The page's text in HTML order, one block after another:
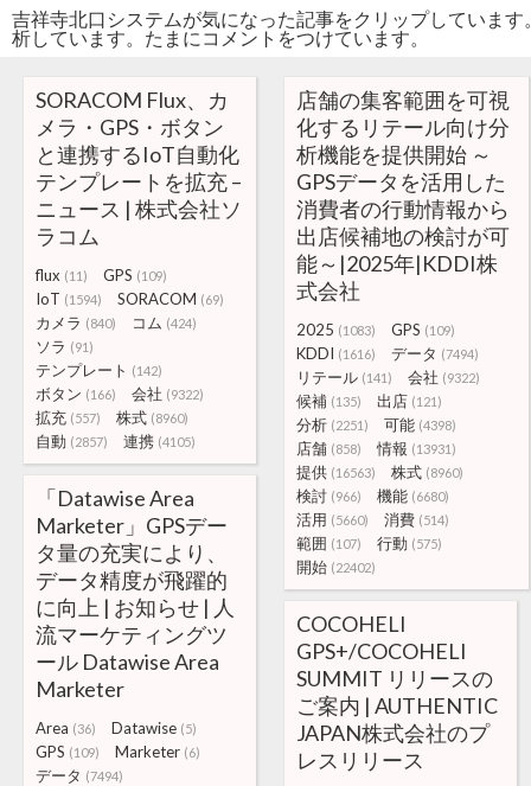
吉祥寺北口システムが気になった記事をクリップしていま
析しています。たまにコメントをつけています。
SORACOM Flux、カ
メラ・GPS・ボタン
と連携するIoT自動化
テンプレートを拡充 –
ニュース | 株式会社ソ
ラコム
flux (11) GPS (109)
IoT (1594) SORACOM (69)
カメラ (840) コム (424)
ソラ (91)
テンプレート (142)
ボタン (166) 会社 (9322)
拡充 (557) 株式 (8960)
自動 (2857) 連携 (4105)
店舗の集客範囲を可視
化するリテール向け分
析機能を提供開始 ～
GPSデータを活用した
消費者の行動情報から
出店候補地の検討が可
能～|2025年|KDDI株
式会社
2025 (1083) GPS (109)
KDDI (1616) データ (7494)
リテール (141) 会社 (9322)
候補 (135) 出店 (121)
分析 (2251) 可能 (4398)
店舗 (858) 情報 (13931)
提供 (16563) 株式 (8960)
検討 (966) 機能 (6680)
活用 (5660) 消費 (514)
範囲 (107) 行動 (575)
開始 (22402)
「Datawise Area
Marketer」GPSデー
タ量の充実により、
データ精度が飛躍的
に向上 | お知らせ | 人
流マーケティングツ
ール Datawise Area
Marketer
Area (36) Datawise (5)
GPS (109) Marketer (6)
データ (7494)
COCOHELI
GPS+/COCOHELI
SUMMIT リリースの
ご案内 | AUTHENTIC
JAPAN株式会社のプ
レスリリース